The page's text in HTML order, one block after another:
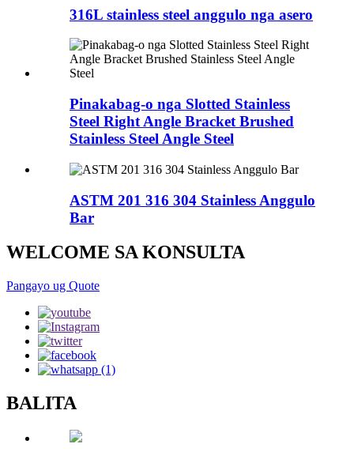
316L stainless steel anggulo nga asero
Pinakabag-o nga Slotted Stainless
Steel Right Angle Bracket Brushed
Stainless Steel Angle Steel
ASTM 201 316 304 Stainless Anggulo
Bar
WELCOME SA KONSULTA
Pangayo ug Quote
BALITA